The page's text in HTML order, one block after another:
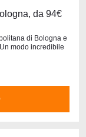
da 94€
di Bologna e
modo incredibile